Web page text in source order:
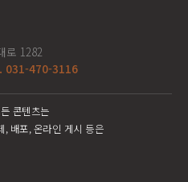
로 1282
031-470-3116
콘텐츠는
, 배포, 온라인 게시 등은